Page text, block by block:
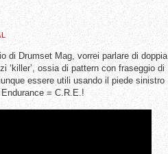
di Drumset Mag, vorrei parlare di doppia
‘killer’, ossia di pattern con fraseggio di
essere utili usando il piede sinistro
= C.R.E.!